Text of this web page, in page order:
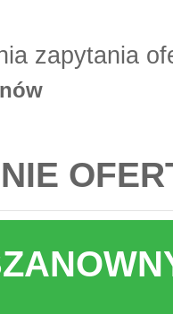
zapytania